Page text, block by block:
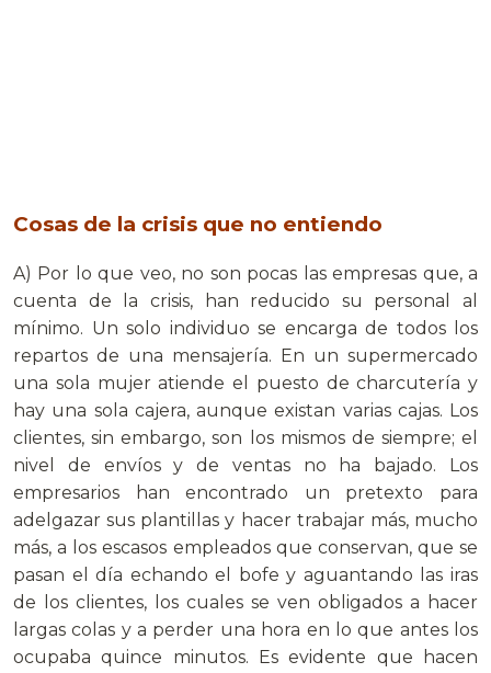
Cosas de la crisis que no entiendo
A) Por lo que veo, no son pocas las empresas que, a
cuenta de la crisis, han reducido su personal al
mínimo. Un solo individuo se encarga de todos los
repartos de una mensajería. En un supermercado
una sola mujer atiende el puesto de charcutería y
hay una sola cajera, aunque existan varias cajas. Los
clientes, sin embargo, son los mismos de siempre; el
nivel de envíos y de ventas no ha bajado. Los
empresarios han encontrado un pretexto para
adelgazar sus plantillas y hacer trabajar más, mucho
más, a los escasos empleados que conservan, que se
pasan el día echando el bofe y aguantando las iras
de los clientes, los cuales se ven obligados a hacer
largas colas y a perder una hora en lo que antes los
ocupaba quince minutos. Es evidente que hacen